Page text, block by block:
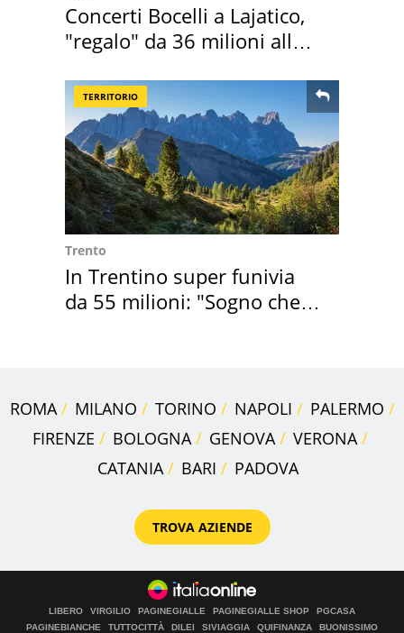
Concerti Bocelli a Lajatico,
"regalo" da 36 milioni alla
TERRITORIO
Trento
In Trentino super funivia
da 55 milioni: "Sogno che si
ROMA MILANO TORINO NAPOLI
PALERMO
FIRENZE
BOLOGNA GENOVA
VERONA
CATANIA
BARI PADOVA
TROVA AZIENDE
LIBERO VIRGILIO PAGINEGIALLE PAGINEGIALLE SHOP
PGCASA
PAGINEBIANCHE
TUTTOCITTÀ DILEI SIVIAGGIA QUIFINANZA
BUONISSIMO